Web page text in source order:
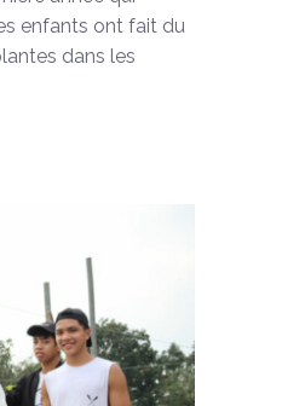
enfants ont fait du
dans les